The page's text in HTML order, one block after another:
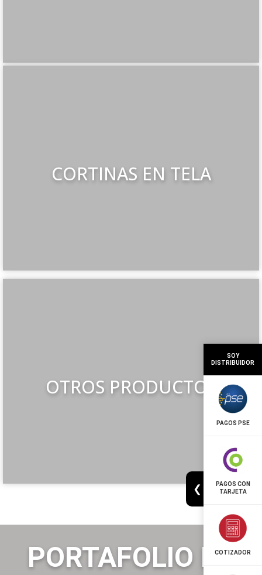
❮
SOY
DISTRIBUIDOR
PAGOS PSE
PAGOS CON
TARJETA
COTIZADOR
CORTINAS EN TELA
OTROS PRODUCTOS
PORTAFOLIO DE